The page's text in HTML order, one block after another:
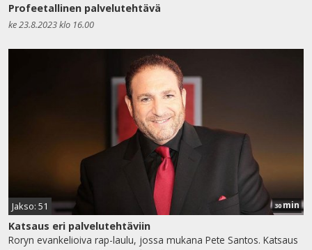
Profeetallinen palvelutehtävä
ke 23.8.2023 klo 16.00
Jakso: 51 30min
Katsaus eri palvelutehtäviin
Roryn evankelioiva rap-laulu, jossa mukana Pete Santos. Katsaus